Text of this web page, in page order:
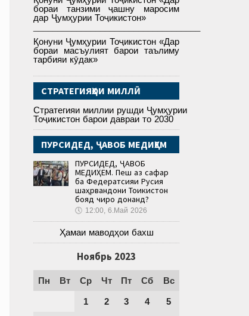
бораи танзими ҷашну маросим
дар Ҷумҳурии Тоҷикистон»
Қонуни Ҷумҳурии Тоҷикистон «Дар
бораи масъулият барои таълиму
тарбияи кӯдак»
СТРАТЕГИЯҲОИ МИЛЛӢ
Стратегияи миллии рушди Ҷумҳурии
Тоҷикистон барои давраи то 2030
ПУРСИДЕД, ҶАВОБ МЕДИҲЕМ
ПУРСИДЕД, ҶАВОБ
МЕДИҲЕМ. Пеш аз сафар
ба Федератсияи Русия
шаҳрвандони Тоҷикистон
бояд чиро донанд?
🕔 12:00, 6.Май 2026
Ҳамаи маводҳои бахш
Ноябрь 2023
Пн Вт Ср Чт Пт Сб Вс
1 2 3 4 5